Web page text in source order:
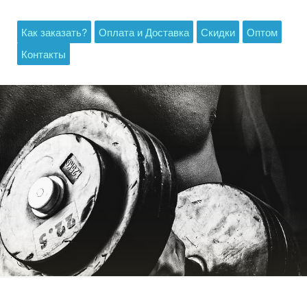
Как заказать? Оплата и Доставка Скидки
Оптом
Контакты